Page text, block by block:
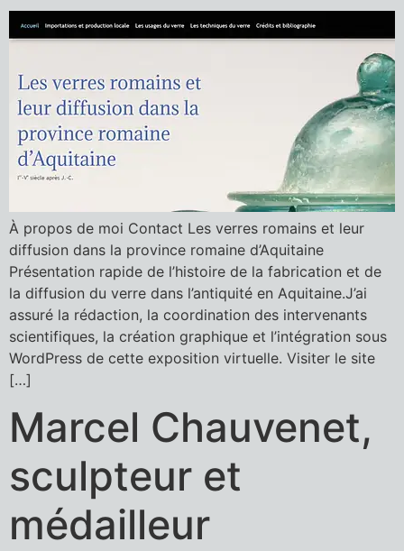
À propos de moi Contact Les verres romains et leur
diffusion dans la province romaine d’Aquitaine
Présentation rapide de l’histoire de la fabrication et de
la diffusion du verre dans l’antiquité en Aquitaine.J’ai
assuré la rédaction, la coordination des intervenants
scientifiques, la création graphique et l’intégration sous
WordPress de cette exposition virtuelle. Visiter le site
[…]
Marcel Chauvenet,
sculpteur et
médailleur